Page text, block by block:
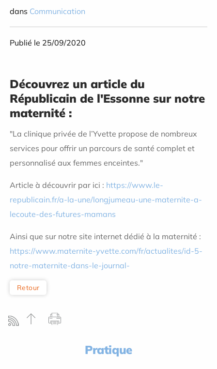
dans Communication
Publié le 25/09/2020
Découvrez un article du
Républicain de l'Essonne sur notre
maternité :
"La clinique privée de l’Yvette propose de nombreux
services pour offrir un parcours de santé complet et
personnalisé aux femmes enceintes."
Article à découvrir par ici : https://www.le-
republicain.fr/a-la-une/longjumeau-une-maternite-a-
lecoute-des-futures-mamans
Ainsi que sur notre site internet dédié à la maternité :
https://www.maternite-yvette.com/fr/actualites/id-5-
notre-maternite-dans-le-journal-
Retour
Pratique